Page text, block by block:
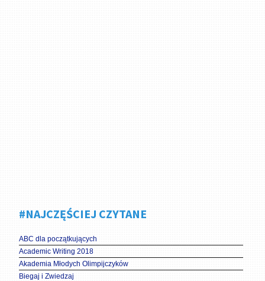
#NAJCZĘŚCIEJ CZYTANE
ABC dla początkujących
Academic Writing 2018
Akademia Młodych Olimpijczyków
Biegaj i Zwiedzaj